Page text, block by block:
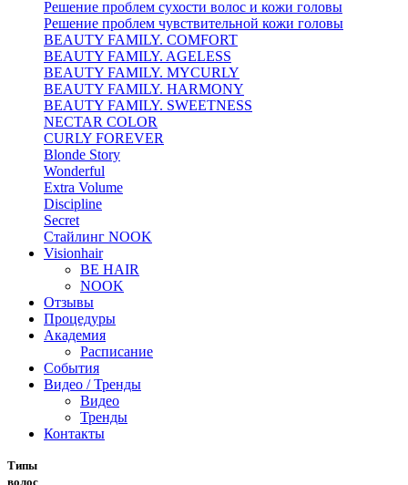
Решение проблем сухости волос и кожи головы
Решение проблем чувствительной кожи головы
BEAUTY FAMILY. COMFORT
BEAUTY FAMILY. AGELESS
BEAUTY FAMILY. MYCURLY
BEAUTY FAMILY. HARMONY
BEAUTY FAMILY. SWEETNESS
NECTAR COLOR
CURLY FOREVER
Blonde Story
Wonderful
Extra Volume
Discipline
Secret
Стайлинг NOOK
Visionhair
BE HAIR
NOOK
Отзывы
Процедуры
Академия
Расписание
События
Видео / Тренды
Видео
Тренды
Контакты
Типы
волос